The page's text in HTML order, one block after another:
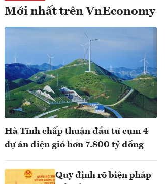
Mới nhất trên VnEconomy
Hà Tĩnh chấp thuận đầu tư cụm 4
dự án điện gió hơn 7.800 tỷ đồng
Quy định rõ biện pháp